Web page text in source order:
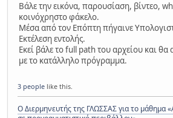
Βάλε την εικόνα, παρουσίαση, βίντεο,
κοινόχρηστο φάκελο.
Μέσα από τον Επόπτη πήγαινε
Εκτέλεση εντολής.
Εκεί βάλε το full path του αρχείου και θα
με το κατάλληλο πρόγραμμα.
3 people like this.
Ο Διερμηνευτής της ΓΛΩΣΣΑΣ για το μάθημα